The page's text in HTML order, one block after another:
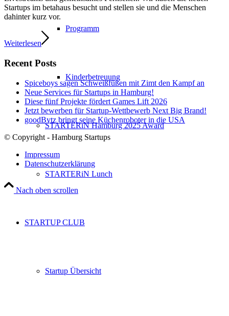
Programm
Kinderbetreuung
STARTERiN Hamburg 2025 Award
STARTERiN Lunch
STARTUP CLUB
Startup Übersicht
Startups im betahaus besucht und stellen sie und die Menschen
dahinter kurz vor.
Weiterlesen
Recent Posts
Spiceboys sagen Schweißfüßen mit Zimt den Kampf an
Neue Services für Startups in Hamburg!
Diese fünf Projekte fördert Games Lift 2026
Jetzt bewerben für Startup-Wettbewerb Next Big Brand!
goodBytz bringt seine Küchenroboter in die USA
© Copyright - Hamburg Startups
Impressum
Datenschutzerklärung
Nach oben scrollen